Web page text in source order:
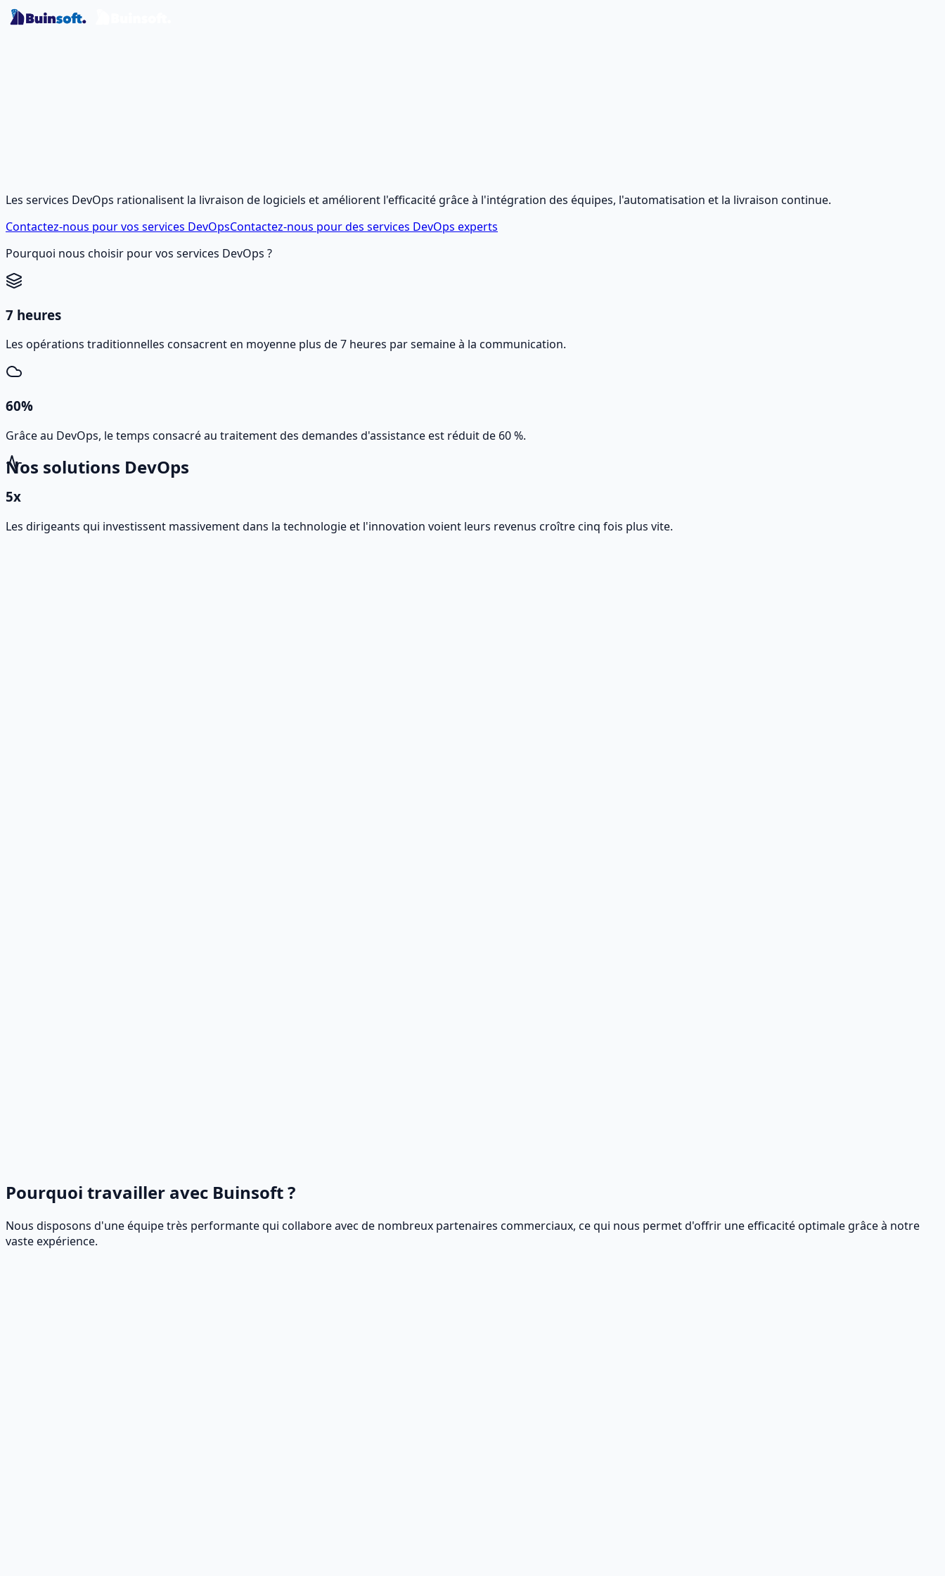
Les services DevOps rationalisent la livraison de logiciels et améliorent l'efficacité grâce à l'intégration des équipes, l'automatisation et la livraison continue.
Contactez-nous pour vos services DevOpsContactez-nous pour des services DevOps experts
Pourquoi nous choisir pour vos services DevOps ?
7 heures
Les opérations traditionnelles consacrent en moyenne plus de 7 heures par semaine à la communication.
60%
Grâce au DevOps, le temps consacré au traitement des demandes d'assistance est réduit de 60 %.
5x
Les dirigeants qui investissent massivement dans la technologie et l'innovation voient leurs revenus croître cinq fois plus vite.
Nos solutions DevOps
Pourquoi travailler avec Buinsoft ?
Nous disposons d'une équipe très performante qui collabore avec de nombreux partenaires commerciaux, ce qui nous permet d'offrir une efficacité optimale grâce à notre
vaste expérience.